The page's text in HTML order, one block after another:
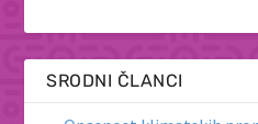
SRODNI ČLANCI